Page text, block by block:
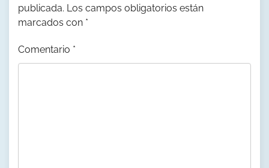
publicada. Los campos obligatorios están
marcados con *
Comentario *